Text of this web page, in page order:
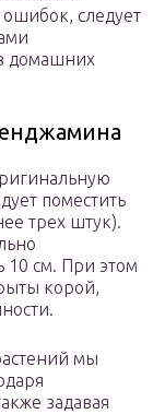
следует
домашних
поместить
трех штук).
10 см. При этом
корой,
мы
задавая